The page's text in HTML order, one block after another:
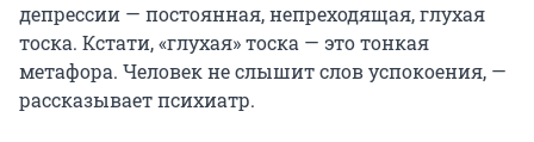
депрессии — постоянная, непреходящая, глухая
тоска. Кстати, «глухая» тоска — это тонкая
метафора. Человек не слышит слов успокоения, —
рассказывает психиатр.